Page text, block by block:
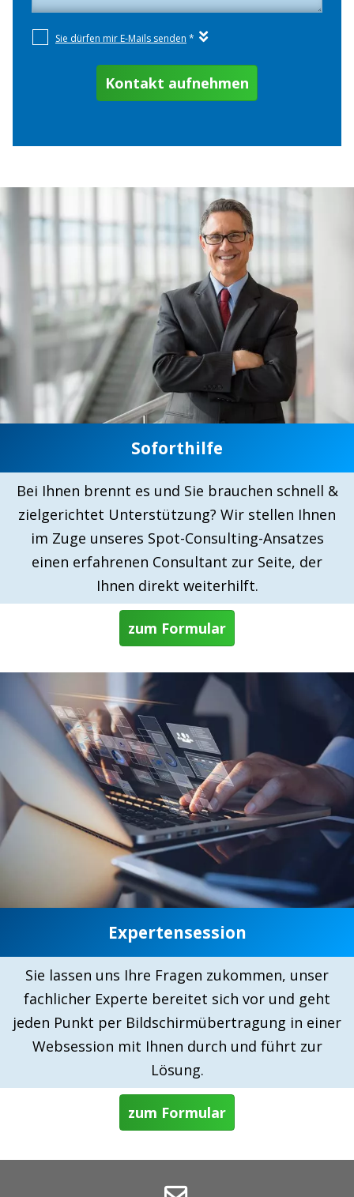
Soforthilfe
Bei Ihnen brennt es und Sie brauchen schnell &
zielgerichtet Unterstützung? Wir stellen Ihnen
im Zuge unseres Spot-Consulting-Ansatzes
einen erfahrenen Consultant zur Seite, der
Ihnen direkt weiterhilft.
zum Formular
Expertensession
Sie lassen uns Ihre Fragen zukommen, unser
fachlicher Experte bereitet sich vor und geht
jeden Punkt per Bildschirmübertragung in einer
Websession mit Ihnen durch und führt zur
Lösung.
zum Formular